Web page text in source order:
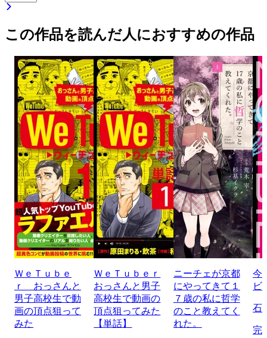
この作品を読んだ人におすすめの作品
ＷｅＴｕｂｅ
ｒ おっさんと
男子高校生で動
画の頂点狙って
みた
ＷｅＴｕｂｅｒ
おっさんと男子
高校生で動画の
頂点狙ってみた
【単話】
ニーチェが京都
にやってきて１
７歳の私に哲学
のこと教えてく
れた。
今
ビ
石
完